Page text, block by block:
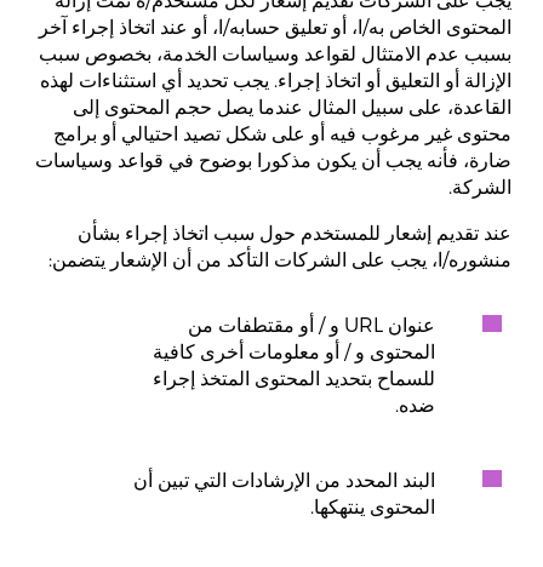
المحتوى الخاص به/ا، أو تعليق حسابه/ا، أو عند اتخاذ إجراء آخر
بسبب عدم الامتثال لقواعد وسياسات الخدمة، بخصوص سبب
الإزالة أو التعليق أو اتخاذ إجراء. يجب تحديد أي استثناءات لهذه
القاعدة، على سبيل المثال عندما يصل حجم المحتوى إلى
محتوى غير مرغوب فيه أو على شكل تصيد احتيالي أو برامج
ضارة، فأنه يجب أن يكون مذكورا بوضوح في قواعد وسياسات
الشركة.
عند تقديم إشعار للمستخدم حول سبب اتخاذ إجراء بشأن
منشوره/ا، يجب على الشركات التأكد من أن الإشعار يتضمن:
عنوان URL و / أو مقتطفات من
المحتوى و / أو معلومات أخرى كافية
للسماح بتحديد المحتوى المتخذ إجراء
ضده.
البند المحدد من الإرشادات التي تبين أن
المحتوى ينتهكها.